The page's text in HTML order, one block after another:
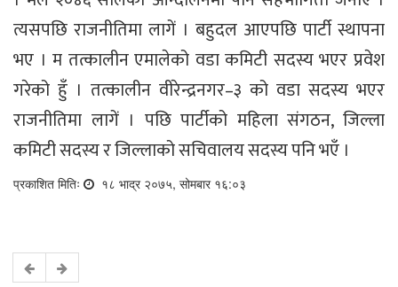
त्यसपछि राजनीतिमा लागें । बहुदल आएपछि पार्टी स्थापना
भए । म तत्कालीन एमालेको वडा कमिटी सदस्य भएर प्रवेश
गरेको हुँ । तत्कालीन वीरेन्द्रनगर–३ को वडा सदस्य भएर
राजनीतिमा लागें । पछि पार्टीको महिला संगठन, जिल्ला
कमिटी सदस्य र जिल्लाको सचिवालय सदस्य पनि भएँ ।
प्रकाशित मितिः १८ भाद्र २०७५, सोमबार १६:०३